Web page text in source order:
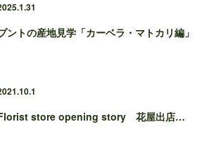
ントの産地見学「カーベラ・マトカリ編」
store opening story 花屋出店…